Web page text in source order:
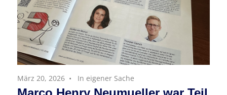
März 20, 2026 In eigener Sache